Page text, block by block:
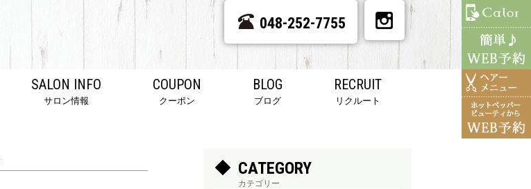
048-252-7755
SALON INFO
サロン情報
COUPON
クーポン
BLOG
ブログ
RECRUIT
リクルート
CATEGORY
カテゴリー